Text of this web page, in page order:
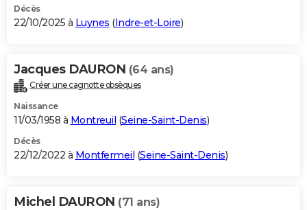
BONS PLANS
Carte de Noël
Carte Bonne année
Carte Saint-Valentin
Carte Pâques
Carte d'anniversaire
DICTIONNAIRE
Dictionnaire
Biographies
Citations
Expressions
Proverbes
PROGRAMME TV
S'inscrire
Se connecter
Lycées
Collèges
Primaires
Universités
Entreprises
Service militaire
Avis de recherche
AVIS DE DÉCÈS
Décès
22/10/2025 à Luynes (Indre-et-Loire)
Jacques DAURON (64 ans)
Créer une cagnotte obsèques
Naissance
11/03/1958 à Montreuil (Seine-Saint-Denis)
Décès
22/12/2022 à Montfermeil (Seine-Saint-Denis)
Michel DAURON (71 ans)